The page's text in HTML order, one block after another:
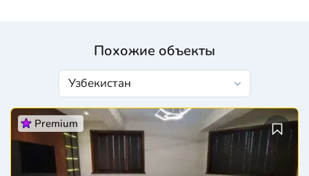
Похожие объекты
Premium